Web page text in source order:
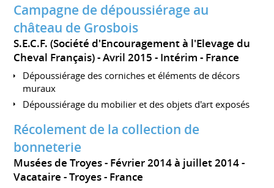
Campagne de dépoussiérage au
château de Grosbois
S.E.C.F. (Société d'Encouragement à l'Elevage du
Cheval Français)
Avril 2015 Intérim France
Dépoussiérage des corniches et éléments de décors
muraux
Dépoussiérage du mobilier et des objets d'art exposés
Récolement de la collection de
bonneterie
Musées de Troyes
Février 2014 à juillet 2014
Vacataire
Troyes France